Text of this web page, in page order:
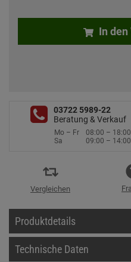
In
03722 5989-22
Beratung & Verkauf
Mo – Fr
08:00 –
Sa
09:00 –
Vergleichen
Produktdetails
Technische Daten